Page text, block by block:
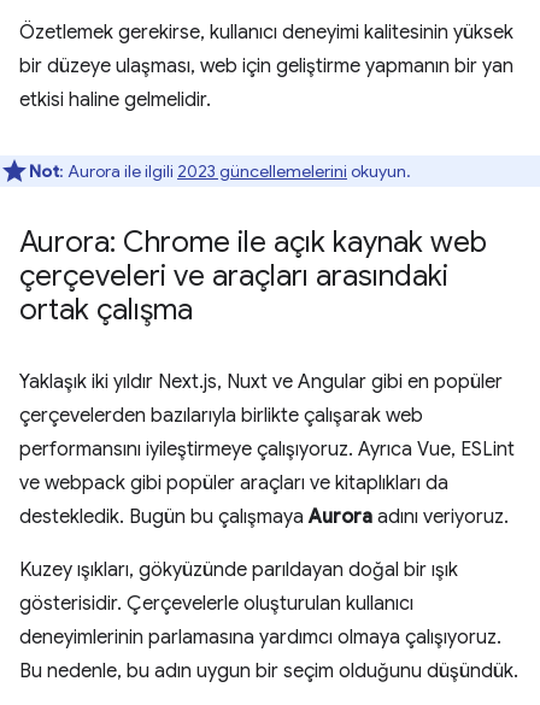
Özetlemek gerekirse, kullanıcı deneyimi kalitesinin yüksek
bir düzeye ulaşması, web için geliştirme yapmanın bir yan
etkisi haline gelmelidir.
Not: Aurora ile ilgili 2023 güncellemelerini okuyun.
Aurora: Chrome ile açık kaynak web
çerçeveleri ve araçları arasındaki
ortak çalışma
Yaklaşık iki yıldır Next.js, Nuxt ve Angular gibi en popüler
çerçevelerden bazılarıyla birlikte çalışarak web
performansını iyileştirmeye çalışıyoruz. Ayrıca Vue, ESLint
ve webpack gibi popüler araçları ve kitaplıkları da
destekledik. Bugün bu çalışmayaAurora adını veriyoruz.
Kuzey ışıkları, gökyüzünde parıldayan doğal bir ışık
gösterisidir. Çerçevelerle oluşturulan kullanıcı
deneyimlerinin parlamasına yardımcı olmaya çalışıyoruz.
Bu nedenle, bu adın uygun bir seçim olduğunu düşündük.